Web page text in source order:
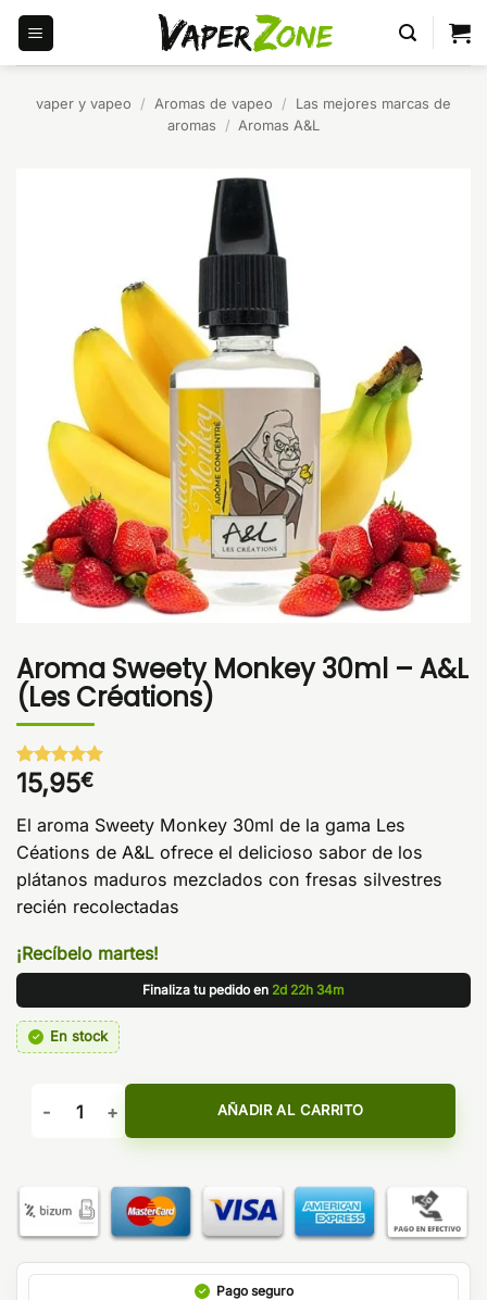
Saltar
contenido
vaper y vapeo / Aromas de vapeo /
Las mejores marcas de
aromas
/ Aromas A&L
Aroma Sweety Monkey 30ml – A&L
(Les Créations)
Valorado
con 5de 5
1
valoración
de un
15,95€
El aroma Sweety Monkey 30ml de la gama Les
Céations de A&L ofrece el delicioso sabor de los
plátanos maduros mezclados con fresas silvestres
recién recolectadas
¡Recíbelo martes!
Finaliza tu pedido en 2d 22h 34m
En stock
Aroma Sweety Monkey 30ml - A&L (Les Créations) cantidad
AÑADIR AL CARRITO
Pago seguro